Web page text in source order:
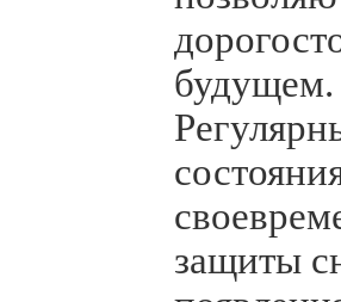
будущем.
защиты